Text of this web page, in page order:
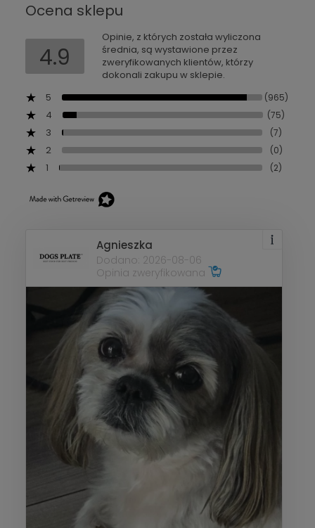
Ocena sklepu
4.9
Opinie, z których została wyliczona
średnia, są wystawione przez
zweryfikowanych klientów, którzy
dokonali zakupu w sklepie.
5
(965)
4 (75)
3 (7)
2 (0)
1 (2)
Agnieszka
Dodano: 2026-08-06
Opinia zweryfikowana